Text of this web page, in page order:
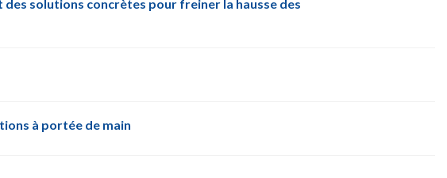
solutions concrètes pour freiner la hausse des
à portée de main